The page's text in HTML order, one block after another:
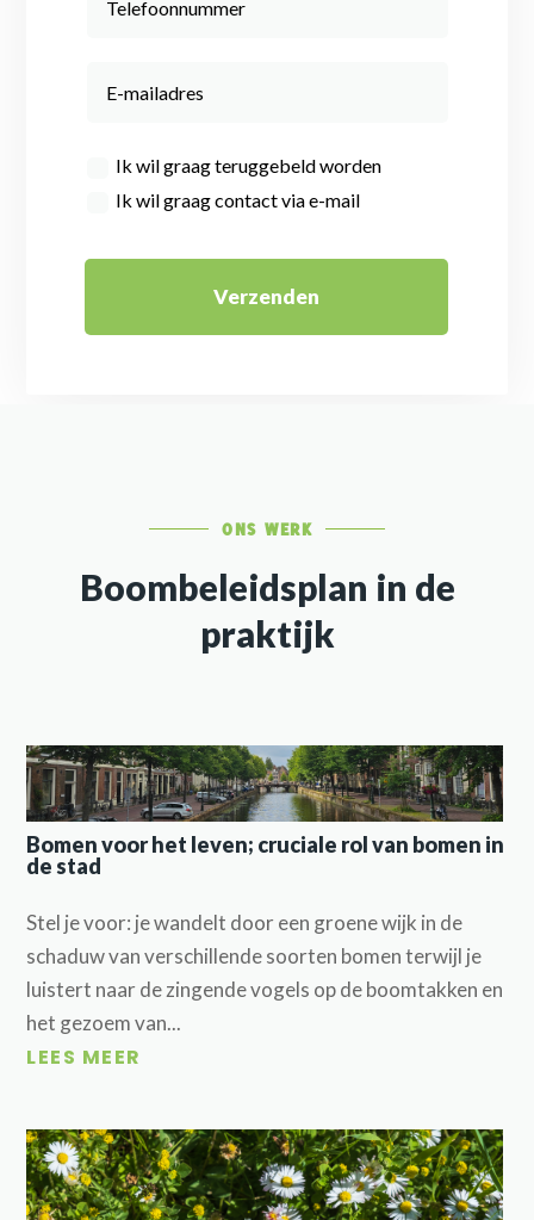
Ik wil graag teruggebeld worden
Ik wil graag contact via e-mail
Verzenden
ONS WERK
Boombeleidsplan in de
praktijk
Bomen voor het leven; cruciale rol van bomen in
de stad
Stel je voor: je wandelt door een groene wijk in de
schaduw van verschillende soorten bomen terwijl je
luistert naar de zingende vogels op de boomtakken en
het gezoem van...
LEES MEER